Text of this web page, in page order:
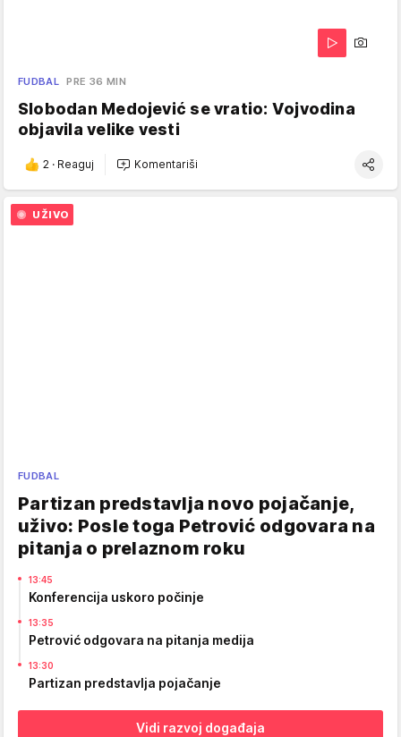
FUDBAL PRE 36 MIN
Slobodan Medojević se vratio: Vojvodina
objavila velike vesti
2 · Reaguj Komentariši
FUDBAL
Partizan predstavlja novo pojačanje,
uživo: Posle toga Petrović odgovara na
pitanja o prelaznom roku
UŽIVO
13:45
Konferencija uskoro počinje
13:35
Petrović odgovara na pitanja medija
13:30
Partizan predstavlja pojačanje
Vidi razvoj događaja